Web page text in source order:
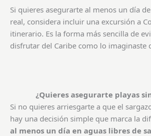
Si quieres asegurarte al menos un día
real, considera incluir una excursión a
itinerario. Es la forma más sencilla de
disfrutar del Caribe como lo imaginaste
¿Quieres asegurarte playas
Si no quieres arriesgarte a que el
hay una decisión simple que marca la
al menos un día en aguas libres de